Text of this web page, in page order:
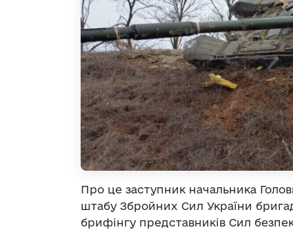
Про це заступник начальника
штабу Збройних Сил України
брифінгу представників Сил